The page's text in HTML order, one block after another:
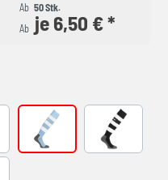
Ab 50 Stk.
Ab je 6,50 € *